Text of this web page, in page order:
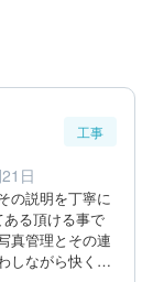
工事
日
の説明を丁寧に
る頂ける事で
真管理とその連
しながら快く引